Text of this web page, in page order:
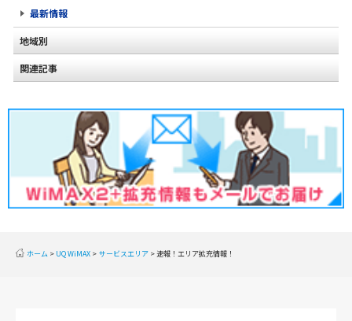
最新情報
地域別
北海道
甲信越
北陸
関連記事
2020年1月(2)
2019年12月(2)
2019年11月(2)
2019年10月(1)
ホーム UQ WiMAX サービスエリア 速報！エリア拡充情報！